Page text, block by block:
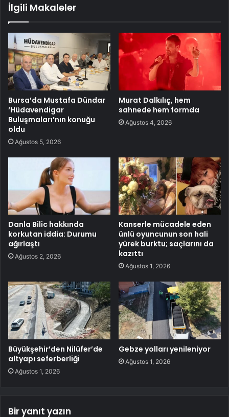
İlgili Makaleler
Bursa’da Mustafa Dündar
‘Hüdavendigar
Buluşmaları’nın konuğu
oldu
Ağustos 5, 2026
Murat Dalkılıç, hem
sahnede hem formda
Ağustos 4, 2026
Danla Bilic hakkında
korkutan iddia: Durumu
ağırlaştı
Ağustos 2, 2026
Kanserle mücadele eden
ünlü oyuncunun son hali
yürek burktu; saçlarını da
kazıttı
Ağustos 1, 2026
Büyükşehir’den Nilüfer’de
altyapı seferberliği
Ağustos 1, 2026
Gebze yolları yenileniyor
Ağustos 1, 2026
Bir yanıt yazın